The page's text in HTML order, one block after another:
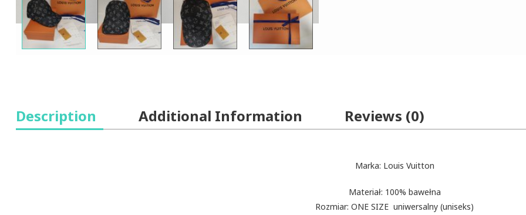
Description Additional Information Reviews (0)
Marka: Louis Vuitton
Materiał: 100% bawełna
Rozmiar: ONE SIZE uniwersalny (uniseks)